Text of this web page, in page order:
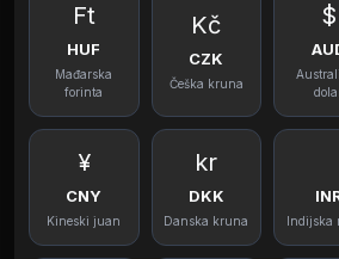
Ft
HUF
Mađarska
forinta
Kč
CZK
Češka kruna
$
¥
CNY
Kineski juan
kr
DKK
Danska kruna Indijska